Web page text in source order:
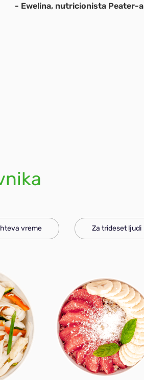
- Ewelina, nutricionista Peater-a
vreme Za trideset ljudi